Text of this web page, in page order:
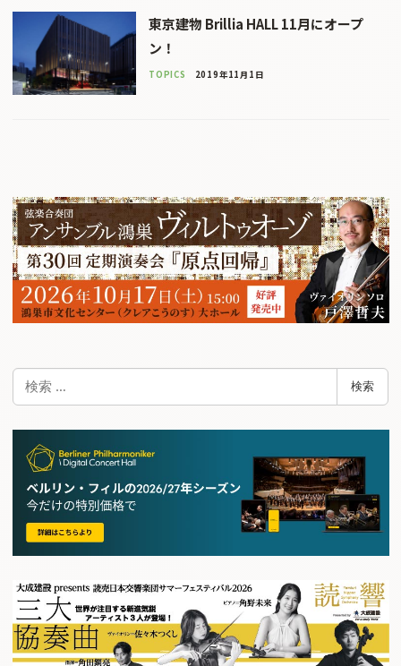
東京建物 Brillia HALL 11月にオープ
ン！
TOPICS 2019年11月1日
検
検索